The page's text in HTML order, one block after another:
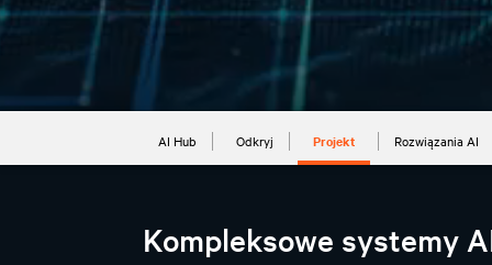
AI Hub Odkryj Projekt Rozwiązania AI
Kompleksowe systemy